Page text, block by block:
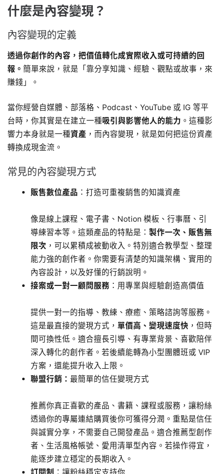
什麼是內容變現？
內容變現的定義
透過你創作的內容，把價值轉化成實際收入或可持續的回
報。 簡單來說，就是「靠分享知識、經驗、觀點或故事，來
賺錢」。
當你經營自媒體、部落格、Podcast、YouTube 或 IG 等平
台時，你其實是在建立一種吸引與影響他人的能力 。這種影
響力本身就是一種資產 ，而內容變現，就是如何把這份資產
轉換成現金流。
常見的內容變現方式
販售數位產品 ：打造可重複銷售的知識資產
像是線上課程、電子書、Notion 模板、行事曆、引
導練習本等。這類產品的特點是： 製作一次、販售無
限次 ，可以累積成被動收入。特別適合教學型、整理
能力強的創作者。你需要有清楚的知識架構、實用的
內容設計，以及好懂的行銷說明。
接案或一對一顧問服務 ：用專業與經驗創造高價值
提供一對一的指導、教練、療癒、策略諮詢等服務。
這是最直接的變現方式， 單價高、變現速度快 ，但時
間可換性低。適合擅長引導、有專業背景、喜歡陪伴
深入轉化的創作者。若後續能轉為小型團體班或 VIP
方案，還能提升收入上限。
聯盟行銷： 最簡單的信任變現方式
推薦你真正喜歡的產品、書籍、課程或服務，讓粉絲
透過你的專屬連結購買後你可獲得分潤。重點是信任
與誠實分享，不需要自己開發產品。適合推薦型創作
者、生活風格帳號、愛用清單型內容。若操作得宜，
能逐步建立穩定的長期收入。